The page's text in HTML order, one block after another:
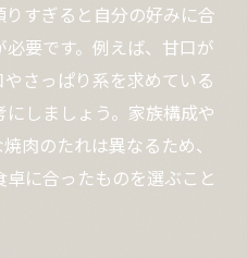
を使った味の探求法
で食卓を充実させる
レシピ集
単に作る極意
で再現するレシピ
法と時短コツ
すぎると自分の好みに合
要です。例えば、甘口が
さっぱり系を求めている
しましょう。家族構成や
肉のたれは異なるため、
に合ったものを選ぶこと